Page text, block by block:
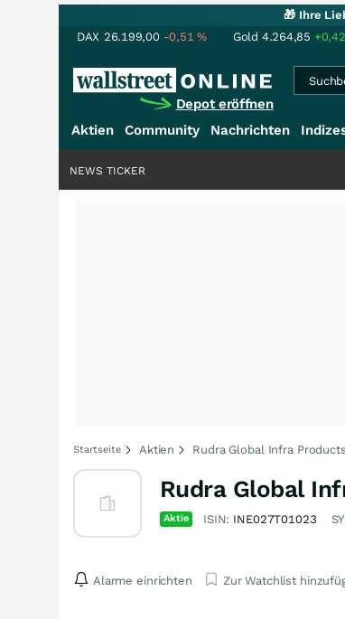
🎁 Ihre
DAX 26.199,00 -0,51% Gold 4.264,85
Depot eröffnen
Aktien Community Nachrichten
NEWS TICKER
Startseite Aktien Rudra Global Infra
Rudra Global
Aktie ISIN: INE027T01023
Alarme einrichten Zur Watchlist